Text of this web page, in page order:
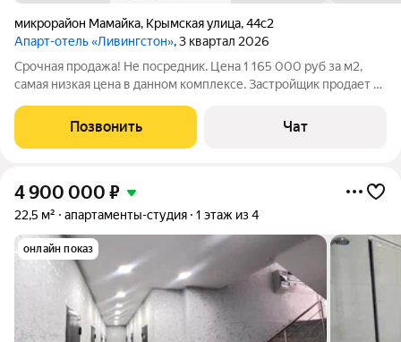
микрорайон Мамайка, Крымская улица,44с2
Апарт-отель «Ливингстон», 3 квартал 2026
Срочная продажа! Не посредник. Цена 1 165 000 руб за м2,
самая низкая цена в данном комплексе. Застройщик продает от
комплексе Livingstonе с видом на море. 2 этаж в третьем
корпусе. Сдача комплекса
Позвонить Чат
4 900 000 ₽
22,5 м² апартаменты-студия 1 этаж из 4
онлайн показ